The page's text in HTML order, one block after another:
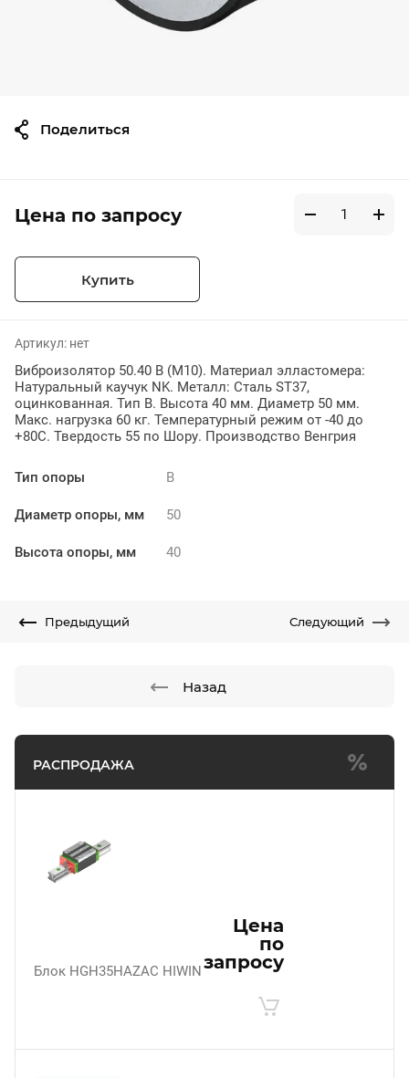
РАСПРОДАЖА
Блок HGH35HAZAC HIWIN
Цена
по
запросу
Цена по запросу
Купить
Артикул: нет
Виброизолятор 50.40 B (М10). Материал элластомера:
Натуральный каучук NK. Металл: Сталь ST37,
оцинкованная. Тип B. Высота 40 мм. Диаметр 50 мм.
Макс. нагрузка 60 кг. Температурный режим от -40 до
+80С. Твердость 55 по Шору. Производство Венгрия
Тип опоры B
Диаметр опоры, мм 50
Высота опоры, мм 40
Поделиться
Предыдущий Следующий
Назад